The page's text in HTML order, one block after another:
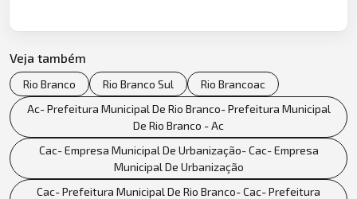
Veja também
Rio Branco Rio Branco Sul
Rio Brancoac
Ac- Prefeitura Municipal De Rio Branco- Prefeitura Municipal
De Rio Branco - Ac
Cac- Empresa Municipal De Urbanização- Cac- Empresa
Municipal De Urbanização
Cac- Prefeitura Municipal De Rio Branco- Cac- Prefeitura